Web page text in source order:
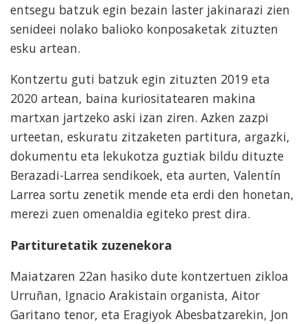
entsegu batzuk egin bezain laster jakinarazi zien
senideei nolako balioko konposaketak zituzten
esku artean.
Kontzertu guti batzuk egin zituzten 2019 eta
2020 artean, baina kuriositatearen makina
martxan jartzeko aski izan ziren. Azken zazpi
urteetan, eskuratu zitzaketen partitura, argazki,
dokumentu eta lekukotza guztiak bildu dituzte
Berazadi-Larrea sendikoek, eta aurten, Valentín
Larrea sortu zenetik mende eta erdi den honetan,
merezi zuen omenaldia egiteko prest dira.
Partituretatik zuzenekora
Maiatzaren 22an hasiko dute kontzertuen zikloa
Urruñan, Ignacio Arakistain organista, Aitor
Garitano tenor, eta Eragiyok Abesbatzarekin, Jon